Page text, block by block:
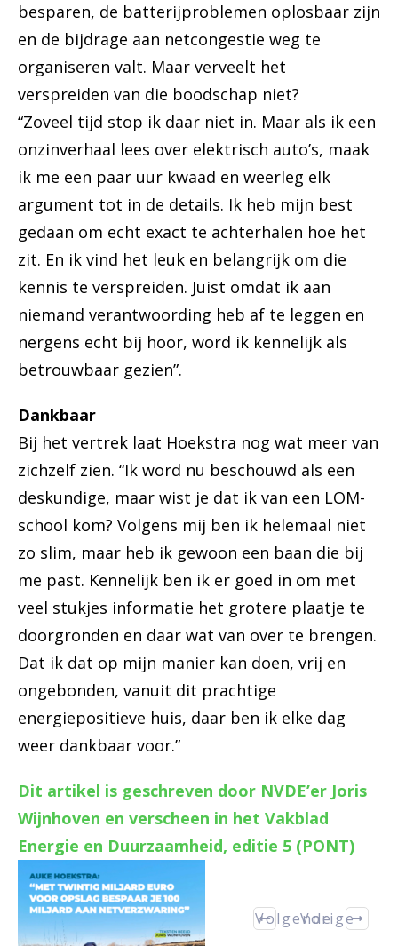
besparen, de batterijproblemen oplosbaar zijn
en de bijdrage aan netcongestie weg te
organiseren valt. Maar verveelt het
verspreiden van die boodschap niet?
“Zoveel tijd stop ik daar niet in. Maar als ik een
onzinverhaal lees over elektrisch auto’s, maak
ik me een paar uur kwaad en weerleg elk
argument tot in de details. Ik heb mijn best
gedaan om echt exact te achterhalen hoe het
zit. En ik vind het leuk en belangrijk om die
kennis te verspreiden. Juist omdat ik aan
niemand verantwoording heb af te leggen en
nergens echt bij hoor, word ik kennelijk als
betrouwbaar gezien”.
Dankbaar
Bij het vertrek laat Hoekstra nog wat meer van
zichzelf zien. “Ik word nu beschouwd als een
deskundige, maar wist je dat ik van een LOM-
school kom? Volgens mij ben ik helemaal niet
zo slim, maar heb ik gewoon een baan die bij
me past. Kennelijk ben ik er goed in om met
veel stukjes informatie het grotere plaatje te
doorgronden en daar wat van over te brengen.
Dat ik dat op mijn manier kan doen, vrij en
ongebonden, vanuit dit prachtige
energiepositieve huis, daar ben ik elke dag
weer dankbaar voor.”
Dit artikel is geschreven door NVDE’er Joris
Wijnhoven en verscheen in het Vakblad
Energie en Duurzaamheid, editie 5 (PONT)
Vorige
Volgende